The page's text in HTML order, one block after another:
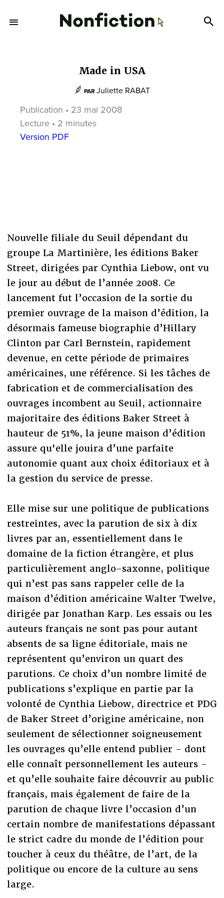
Made in USA
PAR Juliette RABAT
Publication • 23 mai 2008
Lecture • 2 minutes
Version PDF
Nouvelle filiale du Seuil dépendant du
groupe La Martinière, les éditions Baker
Street, dirigées par Cynthia Liebow, ont vu
le jour au début de l’année 2008. Ce
lancement fut l’occasion de la sortie du
premier ouvrage de la maison d’édition, la
désormais fameuse biographie d’Hillary
Clinton par Carl Bernstein, rapidement
devenue, en cette période de primaires
américaines, une référence. Si les tâches de
fabrication et de commercialisation des
ouvrages incombent au Seuil, actionnaire
majoritaire des éditions Baker Street à
hauteur de 51%, la jeune maison d’édition
assure qu'elle jouira d’une parfaite
autonomie quant aux choix éditoriaux et à
la gestion du service de presse.
Elle mise sur une politique de publications
restreintes, avec la parution de six à dix
livres par an, essentiellement dans le
domaine de la fiction étrangère, et plus
particulièrement anglo-saxonne, politique
qui n’est pas sans rappeler celle de la
maison d’édition américaine Walter Twelve,
dirigée par Jonathan Karp. Les essais ou les
auteurs français ne sont pas pour autant
absents de sa ligne éditoriale, mais ne
représentent qu’environ un quart des
parutions. Ce choix d’un nombre limité de
publications s’explique en partie par la
volonté de Cynthia Liebow, directrice et PDG
de Baker Street d’origine américaine, non
seulement de sélectionner soigneusement
les ouvrages qu’elle entend publier - dont
elle connaît personnellement les auteurs -
et qu’elle souhaite faire découvrir au public
français, mais également de faire de la
parution de chaque livre l’occasion d’un
certain nombre de manifestations dépassant
le strict cadre du monde de l’édition pour
toucher à ceux du théâtre, de l’art, de la
politique ou encore de la culture au sens
large.